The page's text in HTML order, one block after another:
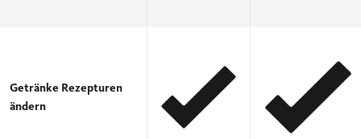
Getränke Rezepturen
ändern